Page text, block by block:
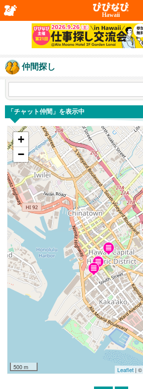
Hawaii
仲間探し
「チャット仲間」を表示中
+
−
500 m Leaflet| ©